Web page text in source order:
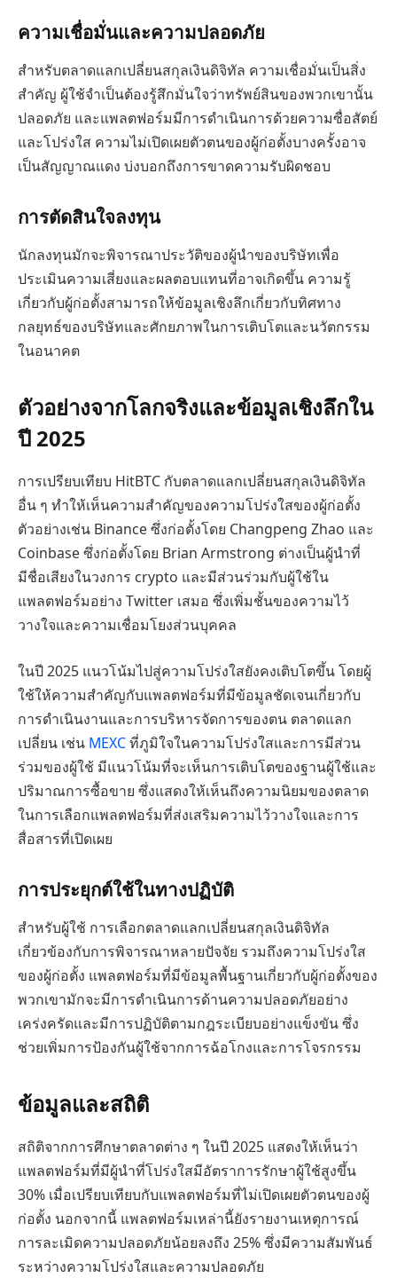
ความเชื่อมั่นและความปลอดภัย
สำหรับตลาดแลกเปลี่ยนสกุลเงินดิจิทัล ความเชื่อมั่นเป็นสิ่ง
สำคัญ ผู้ใช้จำเป็นต้องรู้สึกมั่นใจว่าทรัพย์สินของพวกเขานั้น
ปลอดภัย และแพลตฟอร์มมีการดำเนินการด้วยความซื่อสัตย์
และโปร่งใส ความไม่เปิดเผยตัวตนของผู้ก่อตั้งบางครั้งอาจ
เป็นสัญญาณแดง บ่งบอกถึงการขาดความรับผิดชอบ
การตัดสินใจลงทุน
นักลงทุนมักจะพิจารณาประวัติของผู้นำของบริษัทเพื่อ
ประเมินความเสี่ยงและผลตอบแทนที่อาจเกิดขึ้น ความรู้
เกี่ยวกับผู้ก่อตั้งสามารถให้ข้อมูลเชิงลึกเกี่ยวกับทิศทาง
กลยุทธ์ของบริษัทและศักยภาพในการเติบโตและนวัตกรรม
ในอนาคต
ตัวอย่างจากโลกจริงและข้อมูลเชิงลึกใน
ปี 2025
การเปรียบเทียบ HitBTC กับตลาดแลกเปลี่ยนสกุลเงินดิจิทัล
อื่น ๆ ทำให้เห็นความสำคัญของความโปร่งใสของผู้ก่อตั้ง
ตัวอย่างเช่น Binance ซึ่งก่อตั้งโดย Changpeng Zhao และ
Coinbase ซึ่งก่อตั้งโดย Brian Armstrong ต่างเป็นผู้นำที่
มีชื่อเสียงในวงการ crypto และมีส่วนร่วมกับผู้ใช้ใน
แพลตฟอร์มอย่าง Twitter เสมอ ซึ่งเพิ่มชั้นของความไว้
วางใจและความเชื่อมโยงส่วนบุคคล
ในปี 2025 แนวโน้มไปสู่ความโปร่งใสยังคงเติบโตขึ้น โดยผู้
ใช้ให้ความสำคัญกับแพลตฟอร์มที่มีข้อมูลชัดเจนเกี่ยวกับ
การดำเนินงานและการบริหารจัดการของตน ตลาดแลก
เปลี่ยน เช่น MEXCที่ภูมิใจในความโปร่งใสและการมีส่วน
ร่วมของผู้ใช้ มีแนวโน้มที่จะเห็นการเติบโตของฐานผู้ใช้และ
ปริมาณการซื้อขาย ซึ่งแสดงให้เห็นถึงความนิยมของตลาด
ในการเลือกแพลตฟอร์มที่ส่งเสริมความไว้วางใจและการ
สื่อสารที่เปิดเผย
การประยุกต์ใช้ในทางปฏิบัติ
สำหรับผู้ใช้ การเลือกตลาดแลกเปลี่ยนสกุลเงินดิจิทัล
เกี่ยวข้องกับการพิจารณาหลายปัจจัย รวมถึงความโปร่งใส
ของผู้ก่อตั้ง แพลตฟอร์มที่มีข้อมูลพื้นฐานเกี่ยวกับผู้ก่อตั้งของ
พวกเขามักจะมีการดำเนินการด้านความปลอดภัยอย่าง
เคร่งครัดและมีการปฏิบัติตามกฎระเบียบอย่างแข็งขัน ซึ่ง
ช่วยเพิ่มการป้องกันผู้ใช้จากการฉ้อโกงและการโจรกรรม
ข้อมูลและสถิติ
สถิติจากการศึกษาตลาดต่าง ๆ ในปี 2025 แสดงให้เห็นว่า
แพลตฟอร์มที่มีผู้นำที่โปร่งใสมีอัตราการรักษาผู้ใช้สูงขึ้น
30% เมื่อเปรียบเทียบกับแพลตฟอร์มที่ไม่เปิดเผยตัวตนของผู้
ก่อตั้ง นอกจากนี้ แพลตฟอร์มเหล่านี้ยังรายงานเหตุการณ์
การละเมิดความปลอดภัยน้อยลงถึง 25% ซึ่งมีความสัมพันธ์
ระหว่างความโปร่งใสและความปลอดภัย